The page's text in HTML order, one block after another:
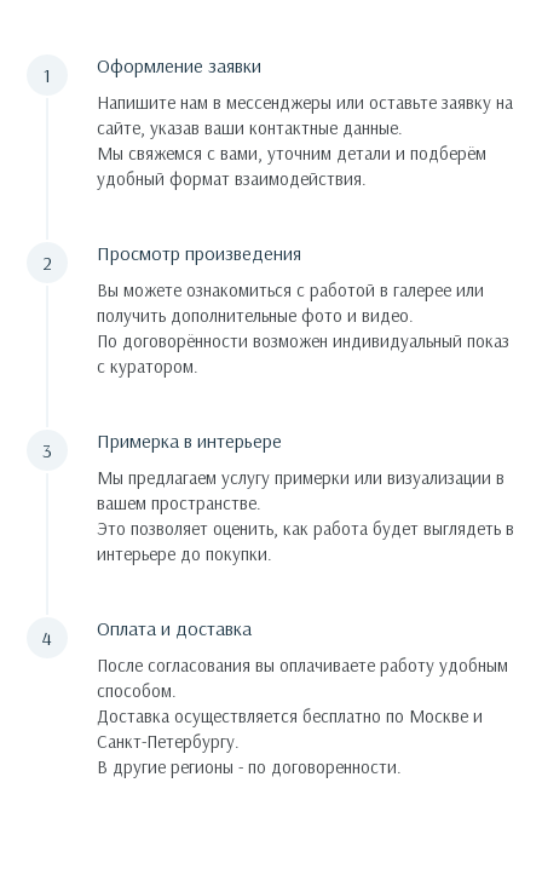
Оформление заявки
Напишите нам в мессенджеры или оставьте заявку на
сайте, указав ваши контактные данные.
Мы свяжемся с вами, уточним детали и подберём
удобный формат взаимодействия.
Просмотр произведения
Вы можете ознакомиться с работой в галерее или
получить дополнительные фото и видео.
По договорённости возможен индивидуальный показ
с куратором.
Примерка в интерьере
Мы предлагаем услугу примерки или визуализации в
вашем пространстве.
Это позволяет оценить, как работа будет выглядеть в
интерьере до покупки.
Оплата и доставка
После согласования вы оплачиваете работу удобным
способом.
Доставка осуществляется бесплатно по Москве и
Санкт-Петербургу.
В другие регионы - по договоренности.